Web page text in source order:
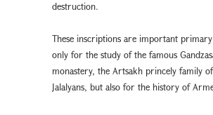
destruction.
These inscriptions are important
only for the study of the famous
monastery, the Artsakh princely family
Jalalyans, but also for the history of